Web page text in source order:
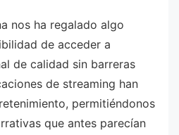
nos ha regalado algo
de acceder a
de calidad sin barreras
de streaming han
permitiéndonos
que antes parecían